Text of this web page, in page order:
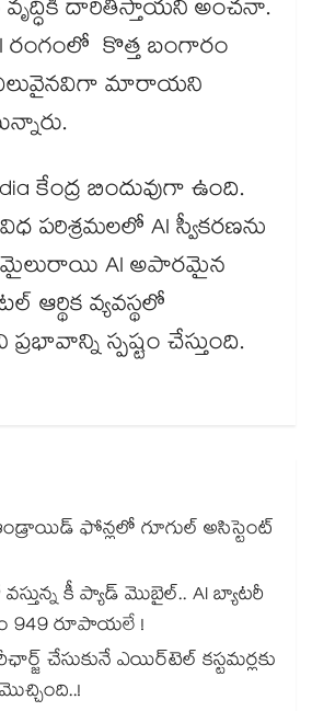
దారితీస్తాయని అంచనా.
రంగంలో కొత్త బంగారం
విలువైనవిగా మారాయని
కేంద్ర బిందువుగా ఉంది.
పరిశ్రమలలో AI స్వీకరణను
మైలురాయి AI అపారమైన
ఆర్థిక వ్యవస్థలో
స్పష్టం చేస్తుంది.
ఫోన్లలో గూగుల్ అసిస్టెంట్
కీ ప్యాడ్ మొబైల్.. AI బ్యాటరీ
949 రూపాయలే !
చేసుకునే ఎయిర్‌టెల్ కస్టమర్లకు